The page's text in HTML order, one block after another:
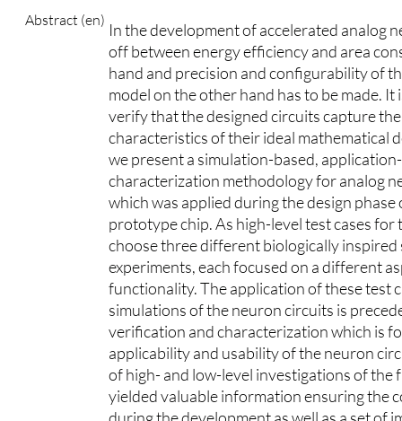
Abstract (en) In the development of accelerated analog
off between energy efficiency and area
hand and precision and configurability of
model on the other hand has to be made.
verify that the designed circuits capture
characteristics of their ideal mathematical
we present a simulation-based,
characterization methodology for analog
which was applied during the design
prototype chip. As high-level test cases
choose three different biologically
experiments, each focused on a different
functionality. The application of these test
simulations of the neuron circuits is
verification and characterization which is
applicability and usability of the neuron
of high- and low-level investigations of the
yielded valuable information ensuring the